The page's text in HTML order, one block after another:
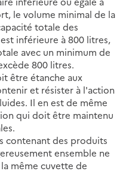
le volume minimal de la
totale des
inférieure à 800 litres,
avec un minimum de
800 litres.
être étanche aux
et résister à l'action
Il en est de même
qui doit être maintenu
contenant des produits
ensemble ne
même cuvette de